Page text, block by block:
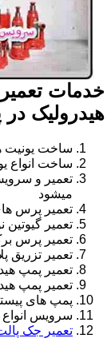
خدمات
هیدرولیک
ساخت یونیت
ساخت انواع
تعمیر و
میشود
تعمیر پرس
تعمیر گیوتین
تعمیر پرس
تعمیر تزریق
تعمیر پمپ
تعمیر پمپ
پمپ های
سرویس
تعمیر جک